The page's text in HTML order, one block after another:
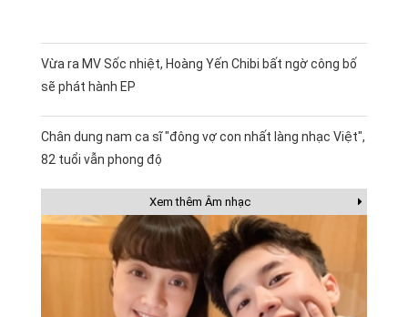
Vừa ra MV Sốc nhiệt, Hoàng Yến Chibi bất ngờ công bố
sẽ phát hành EP
Chân dung nam ca sĩ "đông vợ con nhất làng nhạc Việt",
82 tuổi vẫn phong độ
Xem thêm Âm nhạc